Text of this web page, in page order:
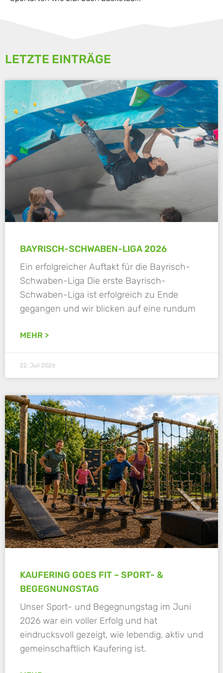
LETZTE EINTRÄGE
BAYRISCH-SCHWABEN-LIGA 2026
Ein erfolgreicher Auftakt für die Bayrisch-
Schwaben-Liga Die erste Bayrisch-
Schwaben-Liga ist erfolgreich zu Ende
gegangen und wir blicken auf eine rundum
MEHR >
22. Juli 2026
KAUFERING GOES FIT – SPORT- &
BEGEGNUNGSTAG
Unser Sport- und Begegnungstag im Juni
2026 war ein voller Erfolg und hat
eindrucksvoll gezeigt, wie lebendig, aktiv und
gemeinschaftlich Kaufering ist.